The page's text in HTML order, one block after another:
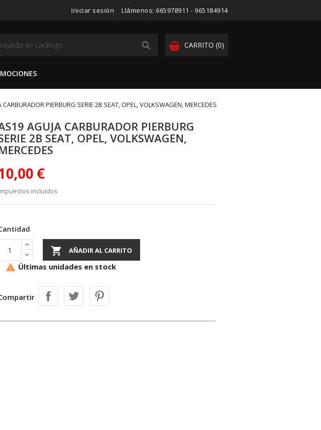
Iniciar sesión Llámenos: 665978911 - 965184914
CARRITO (0)

CARBURADOR PIERBURG SERIE 2B SEAT, OPEL, VOLKSWAGEN, MERCEDES
AGUJA CARBURADOR PIERBURG
2B SEAT, OPEL, VOLKSWAGEN,
€
incluidos
 AÑADIR AL CARRITO
 Últimas unidades en stock